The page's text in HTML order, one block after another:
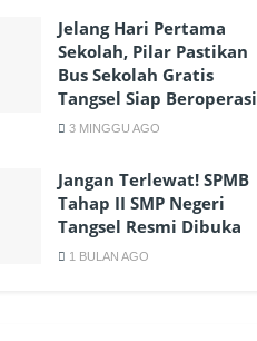
Jelang Hari Pertama
Sekolah, Pilar Pastikan
Bus Sekolah Gratis
Tangsel Siap Beroperasi
3 MINGGU AGO
Jangan Terlewat! SPMB
Tahap II SMP Negeri
Tangsel Resmi Dibuka
1 BULAN AGO